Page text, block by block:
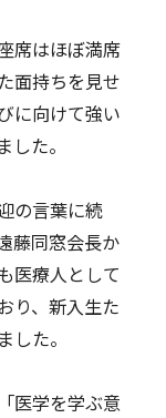
席はほぼ満席
面持ちを見せ
に向けて強い
た。
の言葉に続
藤同窓会長か
医療人として
り、新入生た
た。
医学を学ぶ意